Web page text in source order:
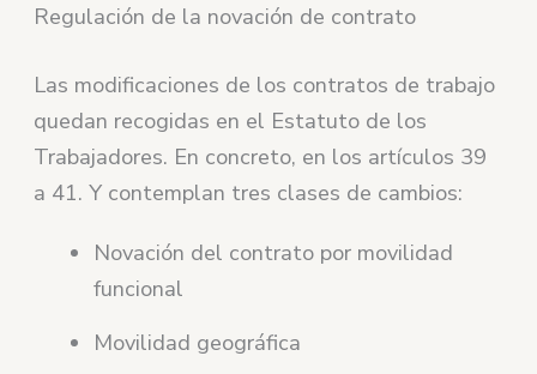
Regulación de la novación de contrato
Las modificaciones de los contratos de trabajo
quedan recogidas en el Estatuto de los
Trabajadores. En concreto, en los artículos 39
a 41. Y contemplan tres clases de cambios:
Novación del contrato por movilidad
funcional
Movilidad geográfica